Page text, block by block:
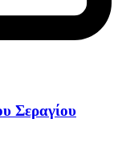
Σεραγίου